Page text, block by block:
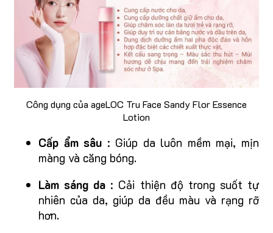
Công dụng của ageLOC Tru Face Sandy Flor Essence
Lotion
Cấp ẩm sâu : Giúp da luôn mềm mại, mịn
màng và căng bóng.
Làm sáng da : Cải thiện độ trong suốt tự
nhiên của da, giúp da đều màu và rạng rỡ
hơn.